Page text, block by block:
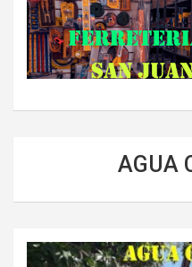
AGUA